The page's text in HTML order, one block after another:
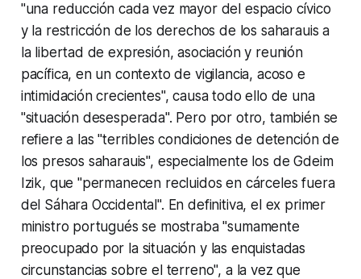
"una reducción cada vez mayor del espacio cívico
y la restricción de los derechos de los saharauis a
la libertad de expresión, asociación y reunión
pacífica, en un contexto de vigilancia, acoso e
intimidación crecientes", causa todo ello de una
"situación desesperada". Pero por otro, también se
refiere a las "terribles condiciones de detención de
los presos saharauis", especialmente los de Gdeim
Izik, que "permanecen recluidos en cárceles fuera
del Sáhara Occidental". En definitiva, el ex primer
ministro portugués se mostraba "sumamente
preocupado por la situación y las enquistadas
circunstancias sobre el terreno", a la vez que